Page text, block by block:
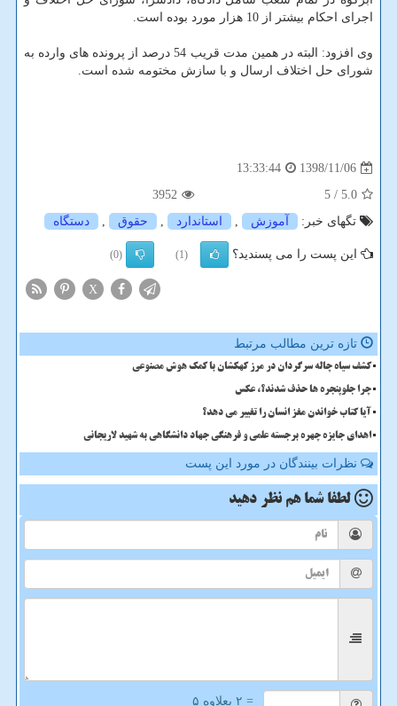
اجرای احكام بیشتر از 10 هزار مورد بوده است.
وی افزود: البته در همین مدت قریب 54 درصد از پرونده های وارده به
شورای حل اختلاف ارسال و با سازش مختومه شده است.
1398/11/06
13:33:44
5.0
/ 5
3952
تگهای خبر:
آموزش , استاندارد , حقوق , دستگاه
این پست را می پسندید؟ (1)
(0)
X
تازه ترین مطالب مرتبط
کشف سیاه چاله سرگردان در مرز کهکشان با کمک هوش مصنوعی
چرا جلوپنجره ها حذف شدند؟، عکس
آیا کتاب خواندن مغز انسان را تغییر می دهد؟
اهدای جایزه چهره برجسته علمی و فرهنگی جهاد دانشگاهی به شهید لاریجانی
نظرات بینندگان در مورد این پست
لطفا شما هم نظر دهید
= ۲ بعلاوه ۵